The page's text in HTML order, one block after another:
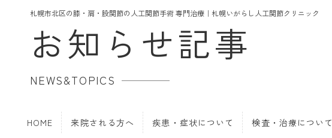
札幌市北区の膝・肩・股関節の人工関節手術 専門治療｜札幌いがらし人工関節クリニック
お知らせ記事
NEWS&TOPICS
HOME 来院される方へ 疾患・症状について 検査・治療について